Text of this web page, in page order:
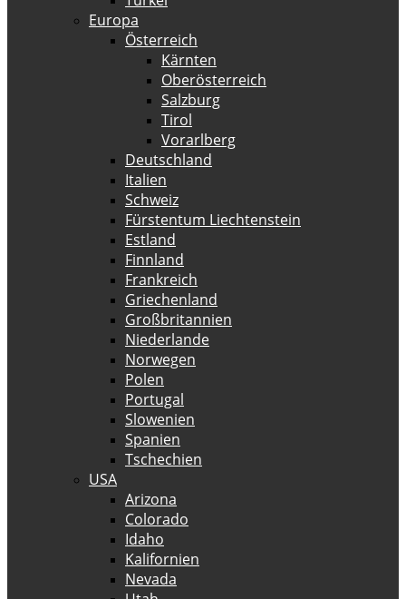
Europa
Österreich
Kärnten
Oberösterreich
Salzburg
Tirol
Vorarlberg
Deutschland
Italien
Schweiz
Fürstentum Liechtenstein
Estland
Finnland
Frankreich
Griechenland
Großbritannien
Niederlande
Norwegen
Polen
Portugal
Slowenien
Spanien
Tschechien
USA
Arizona
Colorado
Idaho
Kalifornien
Nevada